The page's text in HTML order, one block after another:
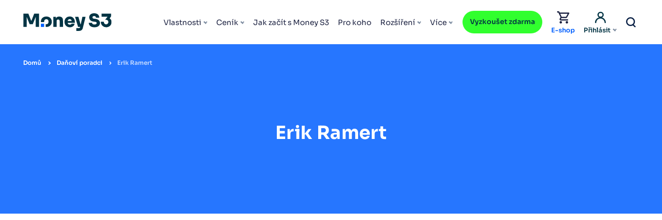
Vlastnosti Ceník Jak začít s Money S3 Pro koho Rozšíření Více Vyzkoušet zdarma
E-shop Přihlásit
Domů Daňoví poradci Erik Ramert
Erik Ramert